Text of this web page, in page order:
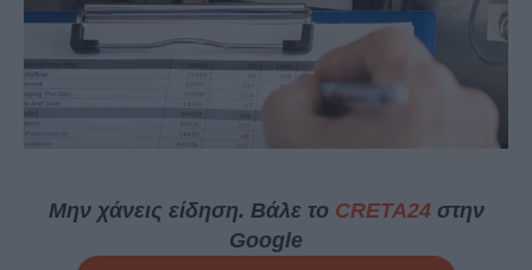
Μην χάνεις είδηση. Βάλε το CRETA24στην
Google